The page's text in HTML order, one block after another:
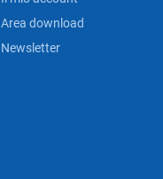
Area download
Newsletter